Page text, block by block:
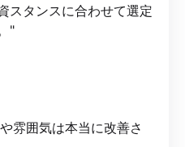
スタンスに合わせて選定
"
雰囲気は本当に改善さ